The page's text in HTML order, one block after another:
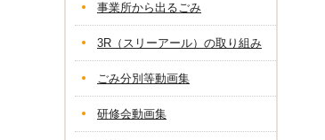
事業所から出るごみ
3R（スリーアール）の取り組み
ごみ分別等動画集
研修会動画集